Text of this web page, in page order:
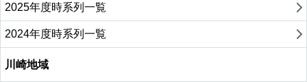
2025年度時系列一覧
2024年度時系列一覧
川崎地域